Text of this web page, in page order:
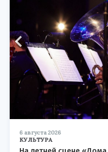
6 августа 2026
КУЛЬТУРА